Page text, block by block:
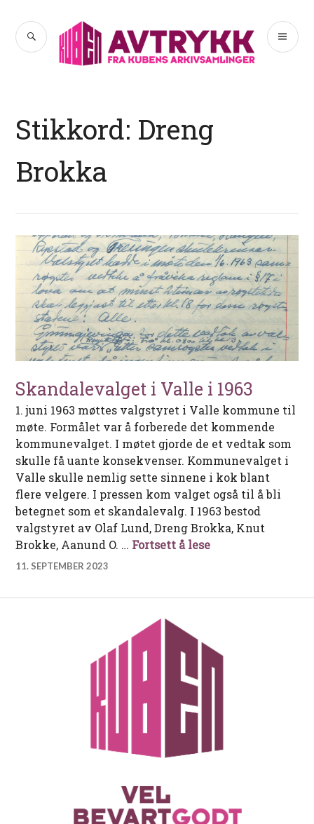
innhold
Avtrykk
SØK
Stikkord: Dreng
Brokka
Skandalevalget i Valle i 1963
1. juni 1963 møttes valgstyret i Valle kommune til
møte. Formålet var å forberede det kommende
kommunevalget. I møtet gjorde de et vedtak som
skulle få uante konsekvenser. Kommunevalget i
Valle skulle nemlig sette sinnene i kok blant
flere velgere. I pressen kom valget også til å bli
betegnet som et skandalevalg. I 1963 bestod
valgstyret av Olaf Lund, Dreng Brokka, Knut
Brokke, Aanund O. … Fortsett å leseSkandalevalget i
11. SEPTEMBER 2023